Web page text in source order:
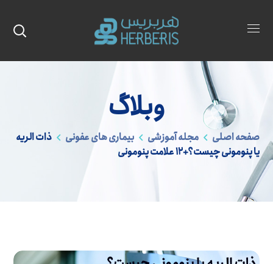
وبلاگ
صفحه اصلی مجله آموزشی بیماری های عفونی
ذات الریه
یا پنومونی چیست؟+12 علامت پنومونی